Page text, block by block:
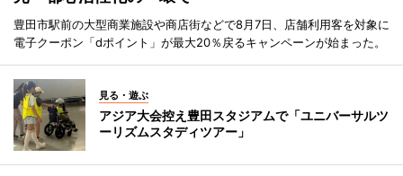
豊田市駅前の大型商業施設や商店街などで8月7日、店舗利用客を対象に
電子クーポン「dポイント」が最大20％戻るキャンペーンが始まった。
見る・遊ぶ
アジア大会控え豊田スタジアムで「ユニバーサルツ
ーリズムスタディツアー」